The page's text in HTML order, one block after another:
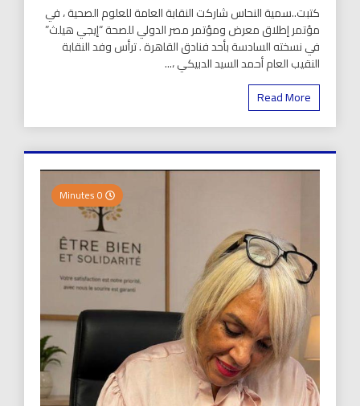
كتبت..سمية النحاس شاركت النقابة العامة للعلوم الصحية ، في
مؤتمر إطلاق معرض ومؤتمر مصر الدولي للصحة “إيجي هيلث”
في نسخته السادسة بأحد فنادق القاهرة . ترأس وفد النقابة
النقيب العام أحمد السيد الدبيكي ،...
Read More